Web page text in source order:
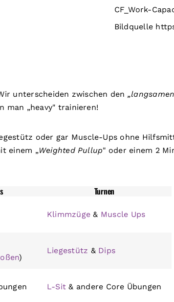
CF_Work-
Bildquelle
unterscheiden zwischen den
man „heavy" trainieren!
oder gar Muscle-Ups ohne
einem „Weighted Pullup" oder einem 2
Turnen
Klimmzüge & Muscle Ups
)
Liegestütz & Dips
L-Sit & andere Core Übungen